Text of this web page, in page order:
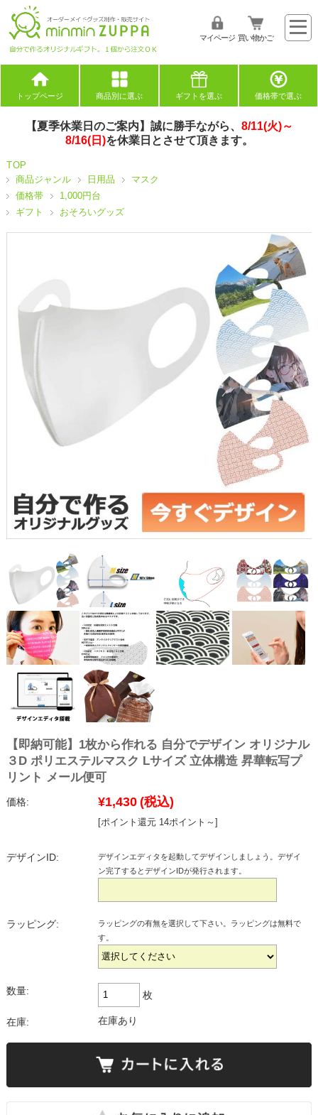
マイページ 買い物かご
トップページ 商品別に選ぶ ギフトを選ぶ 価格帯で選ぶ
【夏季休業日のご案内】誠に勝手ながら、 8/11(火)～
8/16(日)を休業日とさせて頂きます。
TOP
商品ジャンル
日用品
マスク
価格帯
1,000円台
ギフト
おそろいグッズ
【即納可能】1枚から作れる 自分でデザイン オリジナル
３D ポリエステルマスク Lサイズ 立体構造 昇華転写プ
リント メール便可
価格: ¥1,430 (税込)
[ポイント還元 14ポイント～]
デザインID:
デザインエディタを起動してデザインしましょう。デザイ
ン完了するとデザインIDが発行されます。
ラッピング:
ラッピングの有無を選択して下さい。ラッピングは無料で
す。
数量: 枚
在庫: 在庫あり